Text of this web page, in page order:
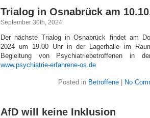
Trialog in Osnabrück am
September 30th, 2024
Der nächste Trialog in Osnabrück findet am
2024 um 19.00 Uhr in der Lagerhalle im
Begleitung von Psychiatriebetroffenen in
www.psychiatrie-erfahrene-os.de
Posted in Betroffene No
AfD will keine Inklusion